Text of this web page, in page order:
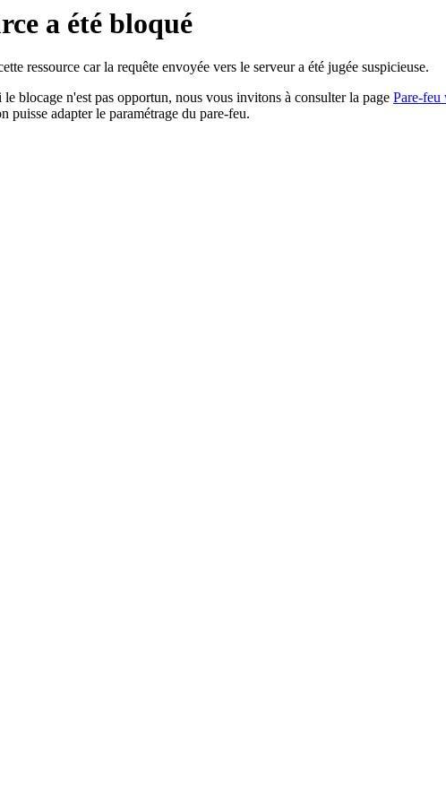
a été bloqué
ressource car la requête envoyée vers le serveur a été jugée suspicieuse.
blocage n'est pas opportun, nous vous invitons à consulter la page Pare-feu
puisse adapter le paramétrage du pare-feu.